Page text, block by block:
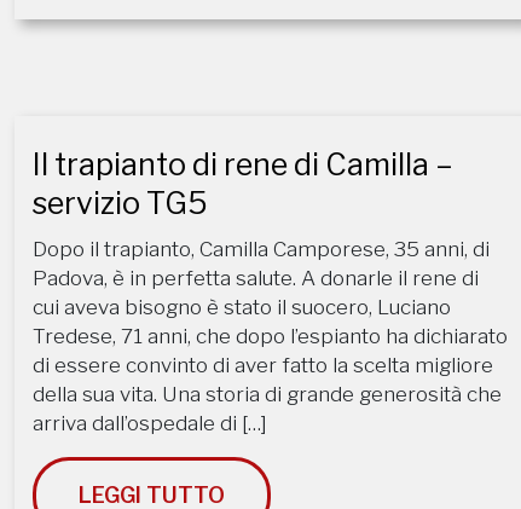
Il trapianto di rene di Camilla –
servizio TG5
Dopo il trapianto, Camilla Camporese, 35 anni, di
Padova, è in perfetta salute. A donarle il rene di
cui aveva bisogno è stato il suocero, Luciano
Tredese, 71 anni, che dopo l’espianto ha dichiarato
di essere convinto di aver fatto la scelta migliore
della sua vita. Una storia di grande generosità che
arriva dall’ospedale di […]
LEGGI TUTTO